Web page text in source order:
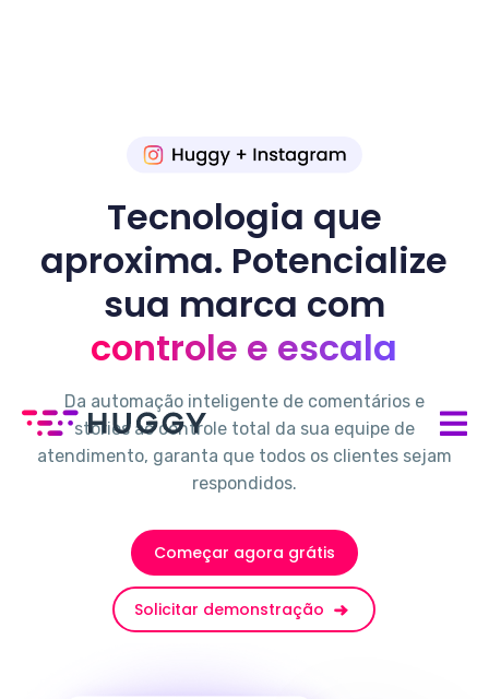
Tecnologia que
aproxima. Potencialize
sua marca com
controle e escala
Da automação inteligente de comentários e
stories ao controle total da sua equipe de
atendimento, garanta que todos os clientes sejam
respondidos.
Começar agora grátis
Solicitar demonstração